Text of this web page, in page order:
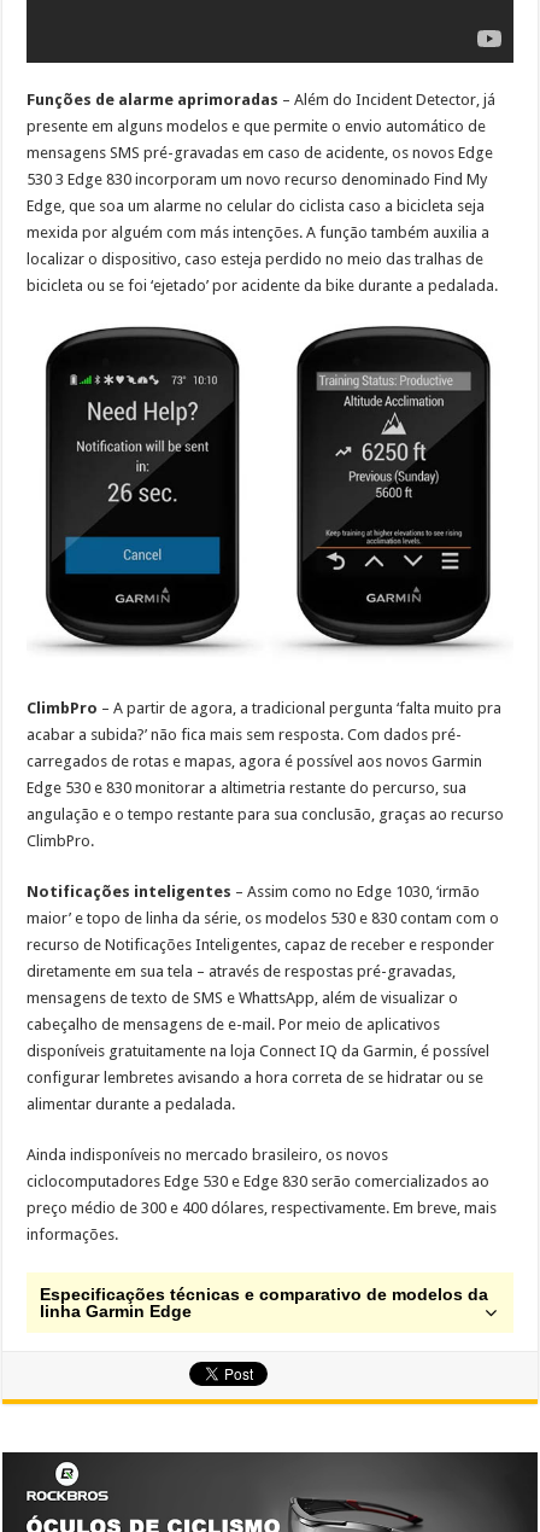
Funções de alarme aprimoradas – Além do Incident Detector, já
presente em alguns modelos e que permite o envio automático de
mensagens SMS pré-gravadas em caso de acidente, os novos Edge
530 3 Edge 830 incorporam um novo recurso denominado Find My
Edge, que soa um alarme no celular do ciclista caso a bicicleta seja
mexida por alguém com más intenções. A função também auxilia a
localizar o dispositivo, caso esteja perdido no meio das tralhas de
bicicleta ou se foi ‘ejetado’ por acidente da bike durante a pedalada.
ClimbPro – A partir de agora, a tradicional pergunta ‘falta muito pra
acabar a subida?’ não fica mais sem resposta. Com dados pré-
carregados de rotas e mapas, agora é possível aos novos Garmin
Edge 530 e 830 monitorar a altimetria restante do percurso, sua
angulação e o tempo restante para sua conclusão, graças ao recurso
ClimbPro.
Notificações inteligentes – Assim como no Edge 1030, ‘irmão
maior’ e topo de linha da série, os modelos 530 e 830 contam com o
recurso de Notificações Inteligentes, capaz de receber e responder
diretamente em sua tela – através de respostas pré-gravadas,
mensagens de texto de SMS e WhattsApp, além de visualizar o
cabeçalho de mensagens de e-mail. Por meio de aplicativos
disponíveis gratuitamente na loja Connect IQ da Garmin, é possível
configurar lembretes avisando a hora correta de se hidratar ou se
alimentar durante a pedalada.
Ainda indisponíveis no mercado brasileiro, os novos
ciclocomputadores Edge 530 e Edge 830 serão comercializados ao
preço médio de 300 e 400 dólares, respectivamente. Em breve, mais
informações.
Especificações técnicas e comparativo de modelos da
linha Garmin Edge